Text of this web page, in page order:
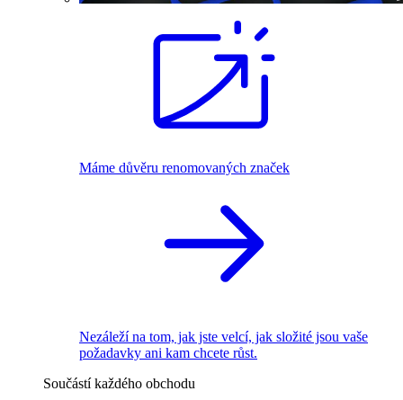
Máme důvěru renomovaných značek
Nezáleží na tom, jak jste velcí, jak složité jsou vaše
požadavky ani kam chcete růst.
Součástí každého obchodu